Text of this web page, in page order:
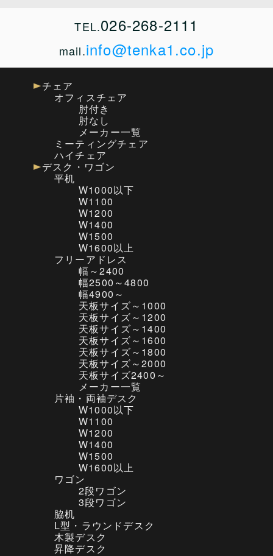
TEL.026-268-2111
mail.info@tenka1.co.jp
チェア
オフィスチェア
肘付き
肘なし
メーカー一覧
ミーティングチェア
ハイチェア
デスク・ワゴン
平机
W1000以下
W1100
W1200
W1400
W1500
W1600以上
フリーアドレス
幅～2400
幅2500～4800
幅4900～
天板サイズ～1000
天板サイズ～1200
天板サイズ～1400
天板サイズ～1600
天板サイズ～1800
天板サイズ～2000
天板サイズ2400～
メーカー一覧
片袖・両袖デスク
W1000以下
W1100
W1200
W1400
W1500
W1600以上
ワゴン
2段ワゴン
3段ワゴン
脇机
L型・ラウンドデスク
木製デスク
昇降デスク